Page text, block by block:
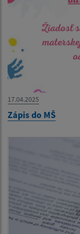
17.04.2025
Zápis do MŠ